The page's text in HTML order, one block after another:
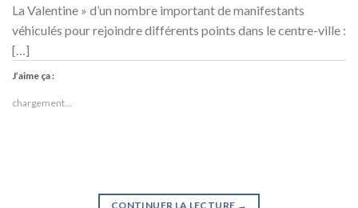
La Valentine » d’un nombre important de manifestants
véhiculés pour rejoindre différents points dans le centre-ville :
[…]
J’aime ça :
chargement…
CONTINUER LA LECTURE →